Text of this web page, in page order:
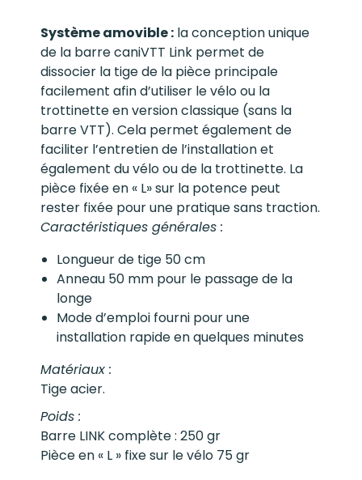
Système amovible : la conception unique
de la barre caniVTT Link permet de
dissocier la tige de la pièce principale
facilement afin d’utiliser le vélo ou la
trottinette en version classique (sans la
barre VTT). Cela permet également de
faciliter l’entretien de l’installation et
également du vélo ou de la trottinette. La
pièce fixée en « L» sur la potence peut
rester fixée pour une pratique sans traction.
Caractéristiques générales :
Longueur de tige 50 cm
Anneau 50 mm pour le passage de la
longe
Mode d’emploi fourni pour une
installation rapide en quelques minutes
Matériaux :
Tige acier.
Poids :
Barre LINK complète : 250 gr
Pièce en « L » fixe sur le vélo 75 gr